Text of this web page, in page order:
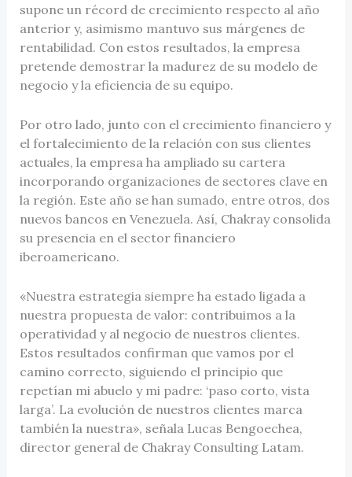
supone un récord de crecimiento respecto al año
anterior y, asimismo mantuvo sus márgenes de
rentabilidad. Con estos resultados, la empresa
pretende demostrar la madurez de su modelo de
negocio y la eficiencia de su equipo.
Por otro lado, junto con el crecimiento financiero y
el fortalecimiento de la relación con sus clientes
actuales, la empresa ha ampliado su cartera
incorporando organizaciones de sectores clave en
la región. Este año se han sumado, entre otros, dos
nuevos bancos en Venezuela. Así, Chakray consolida
su presencia en el sector financiero
iberoamericano.
«Nuestra estrategia siempre ha estado ligada a
nuestra propuesta de valor: contribuimos a la
operatividad y al negocio de nuestros clientes.
Estos resultados confirman que vamos por el
camino correcto, siguiendo el principio que
repetían mi abuelo y mi padre: ‘paso corto, vista
larga’. La evolución de nuestros clientes marca
también la nuestra», señala Lucas Bengoechea,
director general de Chakray Consulting Latam.